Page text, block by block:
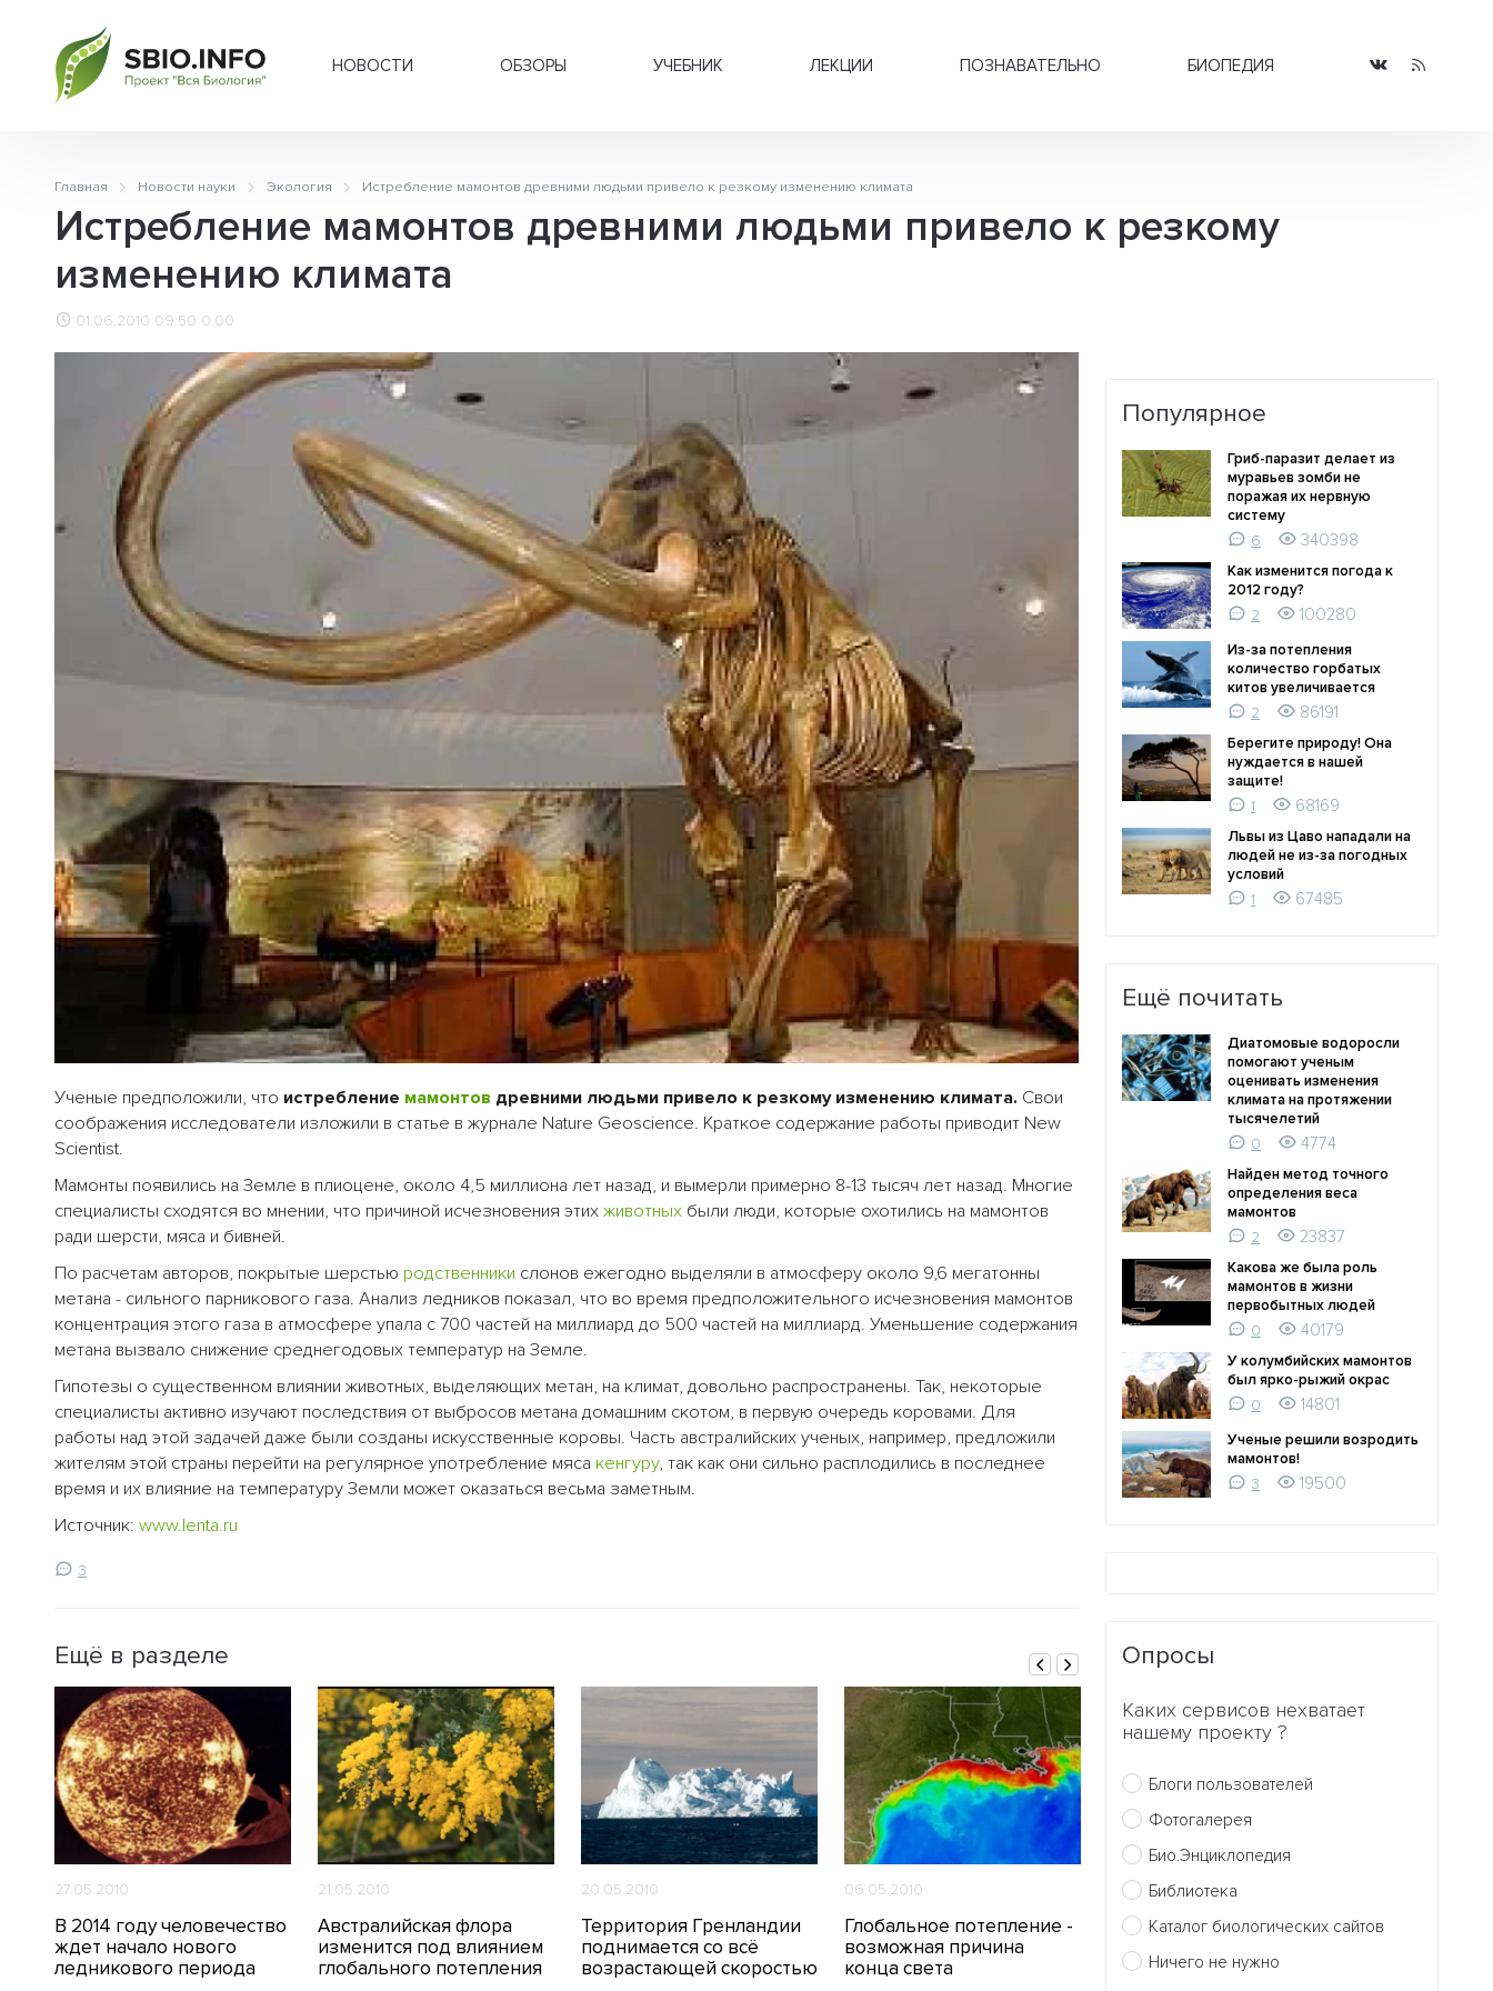
НОВОСТИ ОБЗОРЫ УЧЕБНИК ЛЕКЦИИ ПОЗНАВАТЕЛЬНО БИОПЕДИЯ
Главная Новости науки Экология Истребление мамонтов древними людьми привело к резкому изменению климата
Истребление мамонтов древними людьми привело к резкому
изменению климата
01.06.2010 09:50 0.00
Ученые предположили, что истребление мамонтов древними людьми привело к резкому изменению климата. Свои
соображения исследователи изложили в статье в журнале Nature Geoscience. Краткое содержание работы приводит New
Scientist.
Мамонты появились на Земле в плиоцене, около 4,5 миллиона лет назад, и вымерли примерно 8-13 тысяч лет назад. Многие
специалисты сходятся во мнении, что причиной исчезновения этих животных были люди, которые охотились на мамонтов
ради шерсти, мяса и бивней.
По расчетам авторов, покрытые шерстью родственники слонов ежегодно выделяли в атмосферу около 9,6 мегатонны
метана - сильного парникового газа. Анализ ледников показал, что во время предположительного исчезновения мамонтов
концентрация этого газа в атмосфере упала с 700 частей на миллиард до 500 частей на миллиард. Уменьшение содержания
метана вызвало снижение среднегодовых температур на Земле.
Гипотезы о существенном влиянии животных, выделяющих метан, на климат, довольно распространены. Так, некоторые
специалисты активно изучают последствия от выбросов метана домашним скотом, в первую очередь коровами. Для
работы над этой задачей даже были созданы искусственные коровы. Часть австралийских ученых, например, предложили
жителям этой страны перейти на регулярное употребление мяса кенгуру, так как они сильно расплодились в последнее
время и их влияние на температуру Земли может оказаться весьма заметным.
Источник: www.lenta.ru
3
Ещё в разделе
27.05.2010
В 2014 году человечество
ждет начало нового
ледникового периода
21.05.2010
Австралийская флора
изменится под влиянием
глобального потепления
20.05.2010
Территория Гренландии
поднимается со всё
возрастающей скоростью
06.05.2010
Глобальное потепление -
возможная причина
конца света
05.05.2010
Утечка нефти в
Мексиканском заливе
Ананас -
Популярное
Гриб-паразит делает из
муравьев зомби не
поражая их нервную
систему
6
340398
Как изменится погода к
2012 году?
2
100280
Из-за потепления
количество горбатых
китов увеличивается
2
86191
Берегите природу! Она
нуждается в нашей
защите!
1
68169
Львы из Цаво нападали на
людей не из-за погодных
условий
1
67485
Ещё почитать
Диатомовые водоросли
помогают ученым
оценивать изменения
климата на протяжении
тысячелетий
0
4774
Найден метод точного
определения веса
мамонтов
2
23837
Какова же была роль
мамонтов в жизни
первобытных людей
0
40179
У колумбийских мамонтов
был ярко-рыжий окрас
0
14801
Ученые решили возродить
мамонтов!
3
19500
Опросы
Каких сервисов нехватает
нашему проекту ?
Блоги пользователей
Фотогалерея
Био.Энциклопедия
Библиотека
Каталог биологических сайтов
Ничего не нужно